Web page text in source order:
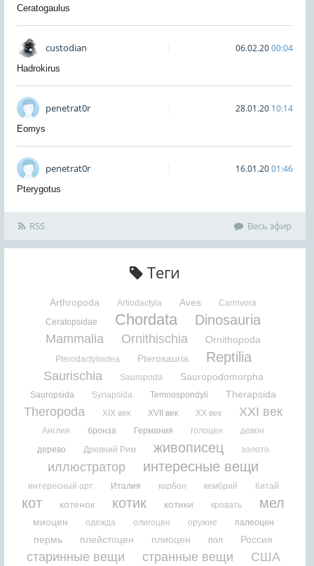
Ceratogaulus
custodian 06.02.2000:04
Hadrokirus
penetrat0r 28.01.20 10:14
Eomys
penetrat0r 16.01.2001:46
Pterygotus
RSS Весь эфир
Теги
Arthropoda Artiodactyla Aves
Carnivora
Ceratopsidae
Chordata Dinosauria
Mammalia Ornithischia Ornithopoda
Pterodactyloidea Pterosauria Reptilia
Saurischia Sauropoda Sauropodomorpha
Sauropsida Synapsida Temnospondyli Therapsida
Theropoda XIX век XVII век XX век XXI век
Англия бронза Германия голоцен
девон
дерево
Древний Рим живописец золото
иллюстратор интересные вещи
интересный арт Италия карбон кембрий Китай
кот котенок котик котики кровать мел
миоцен одежда олигоцен оружие палеоцен
пермь плейстоцен плиоцен пол Россия
старинные вещи странные вещи
США